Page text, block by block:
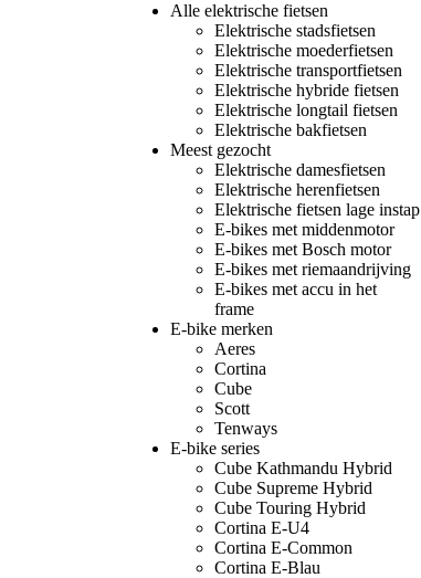
Alle elektrische fietsen
Elektrische stadsfietsen
Elektrische moederfietsen
Elektrische transportfietsen
Elektrische hybride fietsen
Elektrische longtail fietsen
Elektrische bakfietsen
Meest gezocht
Elektrische damesfietsen
Elektrische herenfietsen
Elektrische fietsen lage instap
E-bikes met middenmotor
E-bikes met Bosch motor
E-bikes met riemaandrijving
E-bikes met accu in het
frame
E-bike merken
Aeres
Cortina
Cube
Scott
Tenways
E-bike series
Cube Kathmandu Hybrid
Cube Supreme Hybrid
Cube Touring Hybrid
Cortina E-U4
Cortina E-Common
Cortina E-Blau